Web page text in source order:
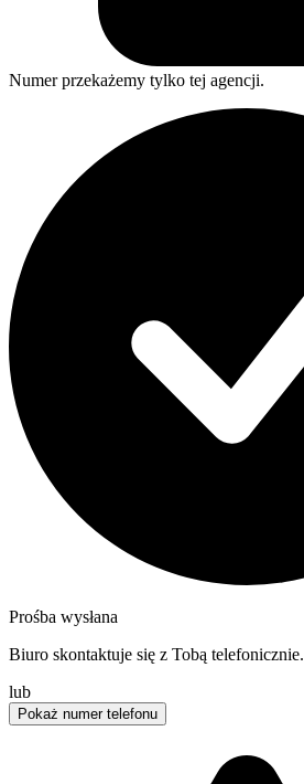
Numer przekażemy tylko tej agencji.
Prośba wysłana
Biuro skontaktuje się z Tobą telefonicznie.
lub
Pokaż numer telefonu